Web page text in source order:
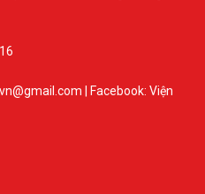
| Facebook: Viện